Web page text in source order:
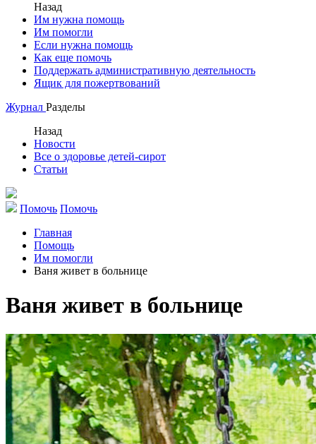
Назад
Им нужна помощь
Им помогли
Если нужна помощь
Как еще помочь
Поддержать административную деятельность
Ящик для пожертвований
Журнал Разделы
Назад
Новости
Все о здоровье детей-сирот
Статьи
Помочь Помочь
Главная
Помощь
Им помогли
Ваня живет в больнице
Ваня живет в больнице